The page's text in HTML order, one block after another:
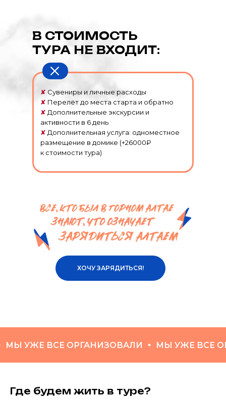
В СТОИМОСТЬ
ТУРА НЕ ВХОДИТ:
✘ Сувениры и личные расходы
✘ Перелёт до места старта и обратно
✘ Дополнительные экскурсии и
активности в 6 день
✘ Дополнительная услуга: одноместное
размещение в домике (+26000₽
к стоимости тура)
ХОЧУ ЗАРЯДИТЬСЯ!
УЖЕ ВСЕ ОРГАНИЗОВАЛИ МЫ УЖЕ ВСЕ
Где будем жить в туре?